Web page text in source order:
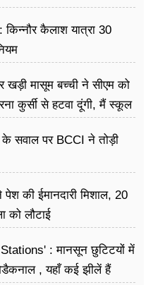
कैलाश यात्रा 30
मासूम बच्ची ने सीएम को
कुर्सी से हटवा दूंगी, मैं स्कूल
के सवाल पर BCCI ने तोड़ी
पेश की ईमानदारी मिशाल, 20
को लौटाई
: मानसून छुटिटयों में
, यहाँ कई झीलें हैं